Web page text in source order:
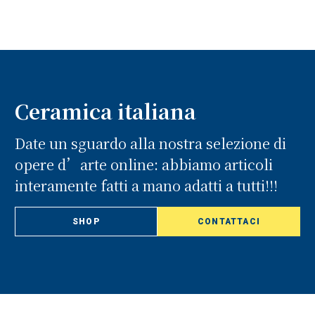
Ceramica italiana
Date un sguardo alla nostra selezione di
opere d’arte online: abbiamo articoli
interamente fatti a mano adatti a tutti!!!
SHOP CONTATTACI